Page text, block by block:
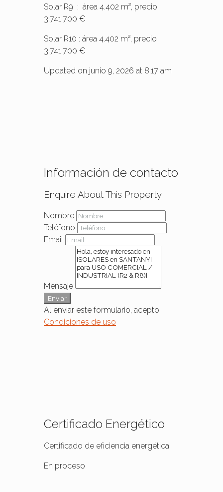
Solar R9 : área 4.402 m², precio
3.741.700 €
Solar R10 : área 4.402 m², precio
3.741.700 €
Updated on junio 9, 2026 at 8:17 am
Información de contacto
Enquire About This Property
Nombre
Teléfono
Email
Mensaje
Enviar
Al enviar este formulario, acepto
Condiciones de uso
Certificado Energético
Certificado de eficiencia energética
En proceso